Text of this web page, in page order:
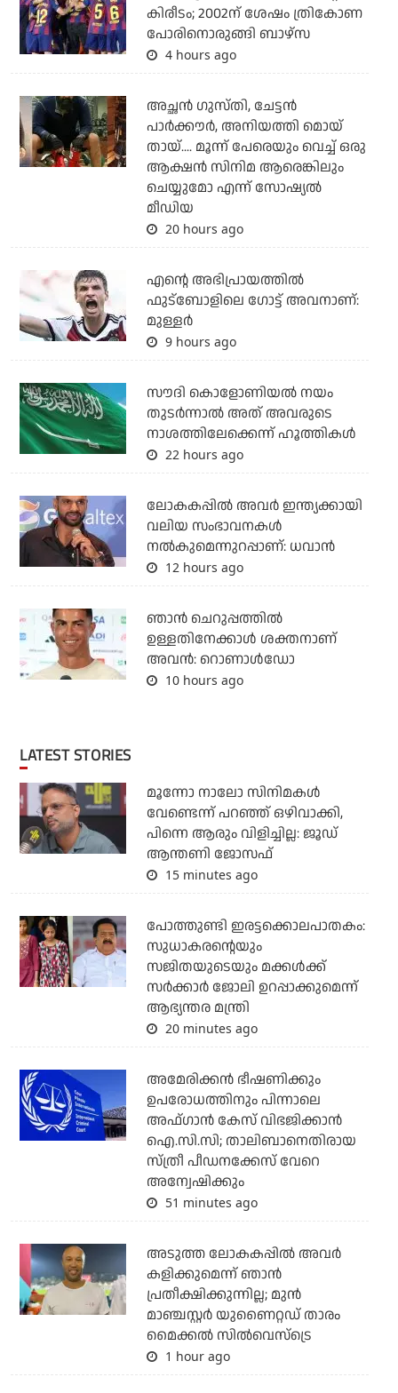
കിരീടം; 2002ന് ശേഷം ത്രികോണ
പോരിനൊരുങ്ങി ബാഴ്‌സ
4 hours ago
അച്ഛന്‍ ഗുസ്തി, ചേട്ടന്‍
പാര്‍ക്കൗര്‍, അനിയത്തി മൊയ്
തായ്.... മൂന്ന് പേരെയും വെച്ച് ഒരു
ആക്ഷന്‍ സിനിമ ആരെങ്കിലും
ചെയ്യുമോ എന്ന് സോഷ്യല്‍
മീഡിയ
20 hours ago
എന്റെ അഭിപ്രായത്തില്‍
ഫുട്‌ബോളിലെ ഗോട്ട് അവനാണ്:
മുള്ളര്‍
9 hours ago
സൗദി കൊളോണിയല്‍ നയം
തുടര്‍ന്നാല്‍ അത് അവരുടെ
നാശത്തിലേക്കെന്ന് ഹൂത്തികള്‍
22 hours ago
ലോകകപ്പിൽ അവര്‍ ഇന്ത്യക്കായി
വലിയ സംഭാവനകള്‍
നല്‍കുമെന്നുറപ്പാണ്: ധവാന്‍
12 hours ago
ഞാന്‍ ചെറുപ്പത്തില്‍
ഉള്ളതിനേക്കാള്‍ ശക്തനാണ്
അവന്‍: റൊണാള്‍ഡോ
10 hours ago
LATEST STORIES
മൂന്നോ നാലോ സിനിമകൾ
വേണ്ടെന്ന് പറഞ്ഞ് ഒഴിവാക്കി,
പിന്നെ ആരും വിളിച്ചില്ല: ജൂഡ്
ആന്തണി ജോസഫ്
15 minutes ago
പോത്തുണ്ടി ഇരട്ടക്കൊലപാതകം:
സുധാകരന്റെയും
സജിതയുടെയും മക്കള്‍ക്ക്
സര്‍ക്കാര്‍ ജോലി ഉറപ്പാക്കുമെന്ന്
ആഭ്യന്തര മന്ത്രി
20 minutes ago
അമേരിക്കന്‍ ഭീഷണിക്കും
ഉപരോധത്തിനും പിന്നാലെ
അഫ്ഗാന്‍ കേസ് വിഭജിക്കാന്‍
ഐ.സി.സി; താലിബാനെതിരായ
സ്ത്രീ പീഡനക്കേസ് വേറെ
അന്വേഷിക്കും
51 minutes ago
അടുത്ത ലോകകപ്പില്‍ അവര്‍
കളിക്കുമെന്ന് ഞാന്‍
പ്രതീക്ഷിക്കുന്നില്ല; മുന്‍
മാഞ്ചസ്റ്റര്‍ യുണൈറ്റഡ് താരം
മൈക്കൽ സില്‍വെസ്‌ട്രെ
1 hour ago